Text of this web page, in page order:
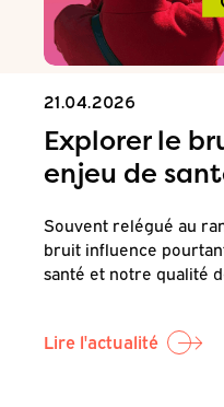
21.04.2026
Explorer le
enjeu de
Souvent relégué au
bruit influence
santé et notre qualité
Lire l'actualité